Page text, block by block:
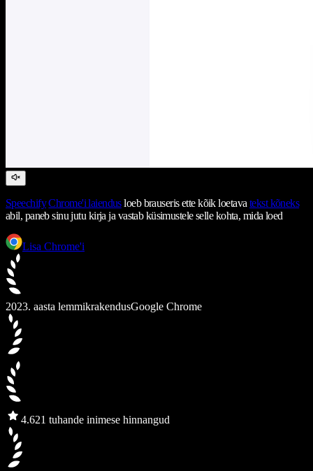
Speechify Chrome'i laiendusloeb brauseris ette kõik loetava tekst kõneks
abil, paneb sinu jutu kirja ja vastab küsimustele selle kohta, mida loed
Lisa Chrome'i
2023. aasta lemmikrakendusGoogle Chrome
4.621 tuhande inimese hinnangud